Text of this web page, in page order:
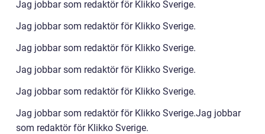
Jag jobbar som redaktör för Klikko Sverige.
Jag jobbar som redaktör för Klikko Sverige.
Jag jobbar som redaktör för Klikko Sverige.
Jag jobbar som redaktör för Klikko Sverige.
Jag jobbar som redaktör för Klikko Sverige.
Jag jobbar som redaktör för Klikko Sverige.Jag jobbar
som redaktör för Klikko Sverige.